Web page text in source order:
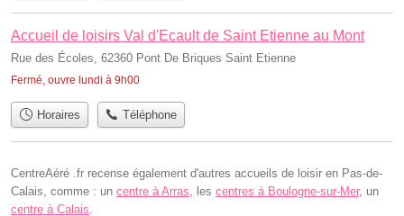
Accueil de loisirs Val d'Ecault de Saint Etienne au Mont
Rue des Écoles, 62360 Pont De Briques Saint Etienne
Fermé, ouvre lundi à 9h00
Horaires Téléphone
CentreAéré .fr recense également d'autres accueils de loisir en Pas-de-
Calais, comme : un centre à Arras , les centres à Boulogne-sur-Mer, un
centre à Calais